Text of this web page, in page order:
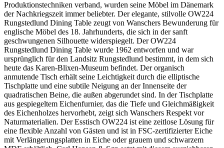
Produktionstechniken verband, wurden seine Möbel im Dänemark
der Nachkriegszeit immer beliebter. Der elegante, stilvolle OW224
Rungstedlund Dining Table zeugt von Wanschers Bewunderung für
englische Möbel des 18. Jahrhunderts, die sich in der sanft
geschwungenen Silhouette widerspiegelt. Der OW224
Rungstedlund Dining Table wurde 1962 entworfen und war
ursprünglich für den Landsitz Rungstedlund bestimmt, in dem sich
heute das Karen-Blixen-Museum befindet. Der organisch
anmutende Tisch erhält seine Leichtigkeit durch die elliptische
Tischplatte und eine subtile Neigung an der Innenseite der
quadratischen Beine, die außen abgerundet sind. In der Tischplatte
aus gespiegeltem Eichenfurnier, das die Tiefe und Gleichmäßigkeit
des Eichenholzes hervorhebt, zeigt sich Wanschers Respekt vor
Naturmaterialien. Der Esstisch OW224 ist eine zeitlose Lösung für
eine flexible Anzahl von Gästen und ist in FSC-zertifizierter Eiche
mit Verlängerungsplatten in Eiche oder grauem und schwarzem